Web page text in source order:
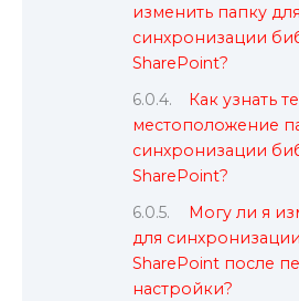
изменить папку для
синхронизации
SharePoint?
Как узнать
местоположение
синхронизации
SharePoint?
Могу ли я
для
SharePoint после
настройки?